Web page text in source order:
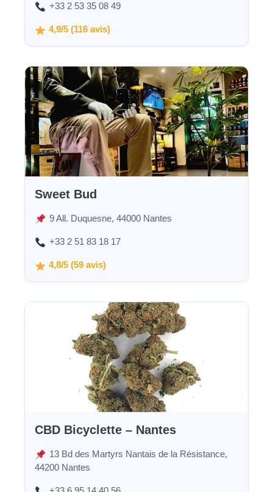
+33 2 53 35 08 49
4,9/5 (116 avis)
Sweet Bud
9 All. Duquesne, 44000 Nantes
+33 2 51 83 18 17
4,8/5 (59 avis)
CBD Bicyclette – Nantes
13 Bd des Martyrs Nantais de la Résistance,
44200 Nantes